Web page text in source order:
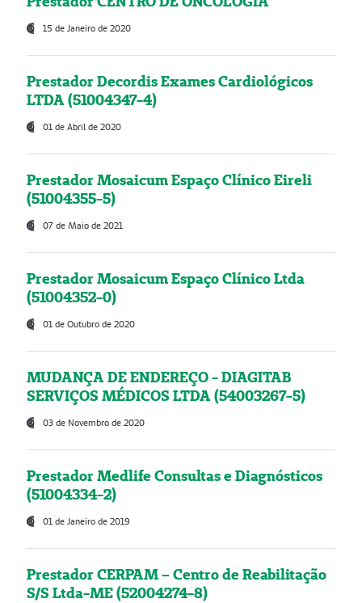
15 de Janeiro de 2020
Prestador Decordis Exames Cardiológicos
LTDA (51004347-4)
01 de Abril de 2020
Prestador Mosaicum Espaço Clínico Eireli
(51004355-5)
07 de Maio de 2021
Prestador Mosaicum Espaço Clínico Ltda
(51004352-0)
01 de Outubro de 2020
MUDANÇA DE ENDEREÇO - DIAGITAB
SERVIÇOS MÉDICOS LTDA (54003267-5)
03 de Novembro de 2020
Prestador Medlife Consultas e Diagnósticos
(51004334-2)
01 de Janeiro de 2019
Prestador CERPAM – Centro de Reabilitação
S/S Ltda-ME (52004274-8)